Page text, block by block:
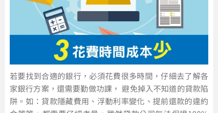
若要找到合適的銀行，必須花費很多時間，仔細去了解各
家銀行方案，還需要勤做功課， 避免掉入不知道的貸款陷
阱。如：貸款隱藏費用、浮動利率變化、提前還款的違約